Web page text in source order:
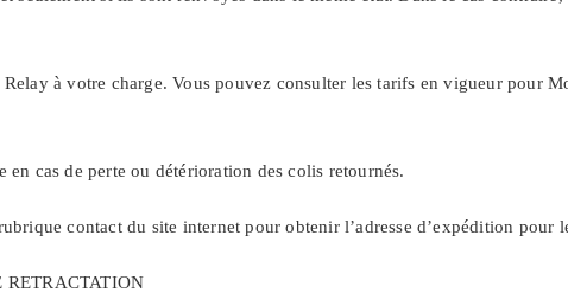
à votre charge. Vous pouvez consulter les tarifs en vigueur pour
en cas de perte ou détérioration des colis retournés.
contact du site internet pour obtenir l’adresse d’expédition pour
RETRACTATION